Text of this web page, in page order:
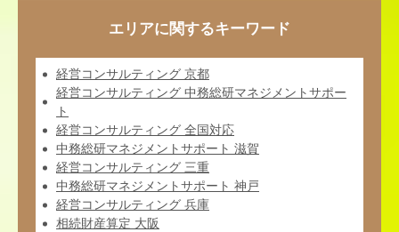
エリアに関するキーワード
経営コンサルティング 京都
経営コンサルティング 中務総研マネジメントサポー
ト
経営コンサルティング 全国対応
中務総研マネジメントサポート 滋賀
経営コンサルティング 三重
中務総研マネジメントサポート 神戸
経営コンサルティング 兵庫
相続財産算定 大阪